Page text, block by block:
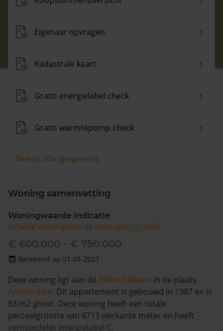
Eigenaar opvragen
Kadastrale kaart
Gratis energielabel check
Gratis warmtepomp check
Bekijk alle gegevens
Woning samenvatting
Woningwaarde indicatie
Actuele woningwaarde opvragen (gratis)
€ 600.000 - € 750.000
Berekend op 01-01-2021
Deze woning ligt aan de Bilderdijkkade in de plaats
Amsterdam. Dit appartement is gebouwd in 1987 en is
83 m2 groot. Deze woning heeft een totale
perceelgrootte van 4713 vierkante meter en heeft
vermoedelijk energielabel C.